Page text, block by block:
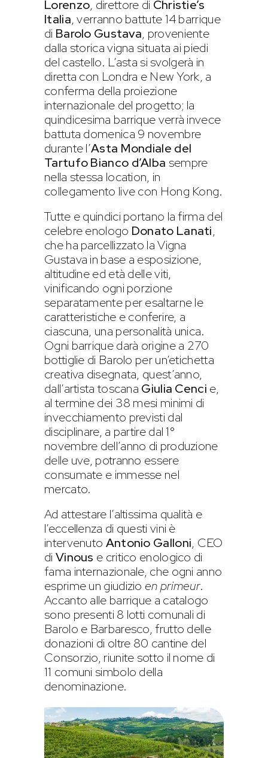
Lorenzo, direttore di Christie’s
Italia, verranno battute 14 barrique
di Barolo Gustava, proveniente
dalla storica vigna situata ai piedi
del castello. L’asta si svolgerà in
diretta con Londra e New York, a
conferma della proiezione
internazionale del progetto; la
quindicesima barrique verrà invece
battuta domenica 9 novembre
durante l’Asta Mondiale del
Tartufo Bianco d’Alba sempre
nella stessa location, in
collegamento live con Hong Kong.
Tutte e quindici portano la firma del
celebre enologo Donato Lanati,
che ha parcellizzato la Vigna
Gustava in base a esposizione,
altitudine ed età delle viti,
vinificando ogni porzione
separatamente per esaltarne le
caratteristiche e conferire, a
ciascuna, una personalità unica.
Ogni barrique darà origine a 270
bottiglie di Barolo per un’etichetta
creativa disegnata, quest’anno,
dall’artista toscana Giulia Cenci e,
al termine dei 38 mesi minimi di
invecchiamento previsti dal
disciplinare, a partire dal 1°
novembre dell’anno di produzione
delle uve, potranno essere
consumate e immesse nel
mercato.
Ad attestare l’altissima qualità e
l’eccellenza di questi vini è
intervenuto Antonio Galloni, CEO
di Vinous e critico enologico di
fama internazionale, che ogni anno
esprime un giudizioen primeur.
Accanto alle barrique a catalogo
sono presenti 8 lotti comunali di
Barolo e Barbaresco, frutto delle
donazioni di oltre 80 cantine del
Consorzio, riunite sotto il nome di
11 comuni simbolo della
denominazione.